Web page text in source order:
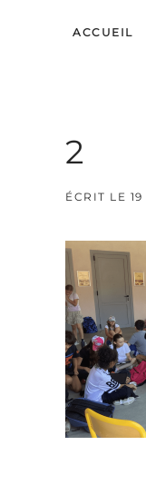
ACCUEIL
2
ÉCRIT LE